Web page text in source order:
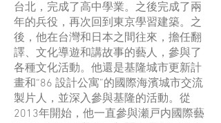
台北，完成了高中學業。之後完成了兩
年的兵役，再次回到東京學習建築。之
後，他在台灣和日本之間往來，擔任翻
譯、文化導遊和講故事的藝人，參與了
各種文化活動。他還是基隆城市更新計
畫和“86 設計公寓”的國際海濱城市交流
製片人，並深入參與基隆的活動。從
2013年開始，他一直參與瀬戸内國際藝